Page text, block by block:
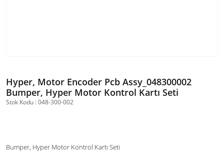
Hyper, Motor Encoder Pcb Assy_048300002
Bumper, Hyper Motor Kontrol Kartı Seti
Stok Kodu : 048-300-002
Bumper, Hyper Motor Kontrol Kartı Seti